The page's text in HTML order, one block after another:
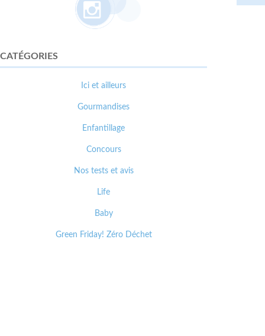
CATÉGORIES
Ici et ailleurs
Gourmandises
Enfantillage
Concours
Nos tests et avis
Life
Baby
Green Friday! Zéro Déchet